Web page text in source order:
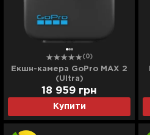
(0)
Екшн-камера GoPro MAX 2
(Ultra)
Купити
18 959 грн